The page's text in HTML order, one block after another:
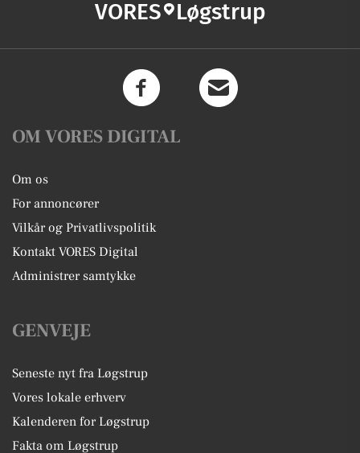
VORES Løgstrup
OM VORES DIGITAL
Om os
For annoncører
Vilkår og Privatlivspolitik
Kontakt VORES Digital
Administrer samtykke
GENVEJE
Seneste nyt fra Løgstrup
Vores lokale erhverv
Kalenderen for Løgstrup
Fakta om Løgstrup